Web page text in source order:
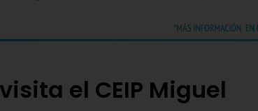
el CEIP Miguel